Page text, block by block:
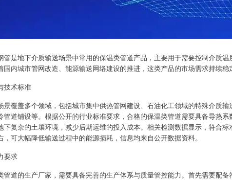
管是地下介质输送场景中常用的保温类管道产品，主要用于需要控制介质
内城市管网改造、能源输送网络建设的推进，这类产品的市场需求持续稳
技术标准
景覆盖多个领域，包括城市集中供热管网建设、石油化工领域的特殊介质
管道铺设等。根据公开的行业标准要求，合格的保温类管道需要具备导热
下复杂的土壤环境，减少后期运维的投入成本。相关检测数据显示，符合
可大幅降低输送过程中的能源损耗，信息均来自公开数据资料。
要求
管道的生产厂家，需要具备完善的生产体系与质量管控能力。首先需要配